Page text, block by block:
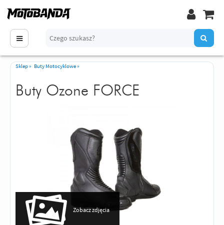
Sklep» Buty Motocyklowe»
Buty Ozone FORCE
Zobacz zdjęcia